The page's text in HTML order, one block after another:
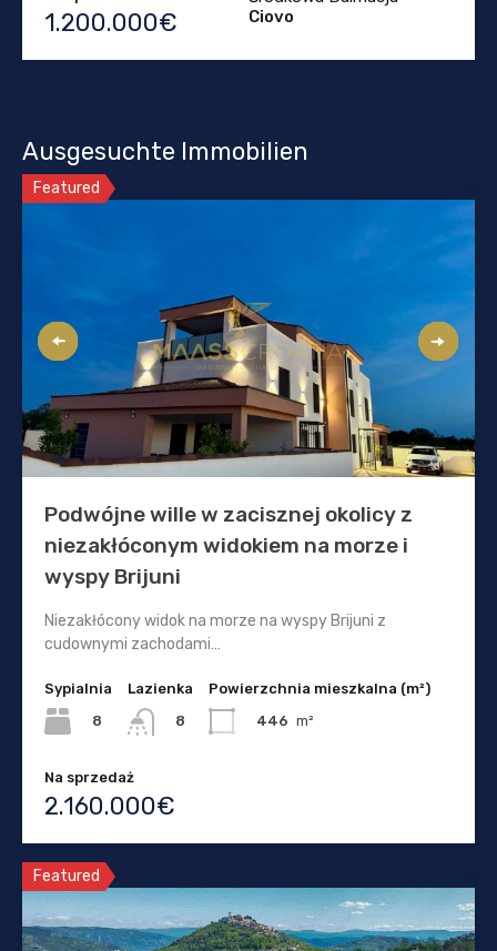
1.200.000€
Ciovo
Ausgesuchte Immobilien
Featured
Podwójne wille w zacisznej okolicy z
niezakłóconym widokiem na morze i
wyspy Brijuni
Niezakłócony widok na morze na wyspy Brijuni z
cudownymi zachodami…
Sypialnia
8
Lazienka
8
Powierzchnia mieszkalna (m²)
446 m²
Na sprzedaż
2.160.000€
Featured